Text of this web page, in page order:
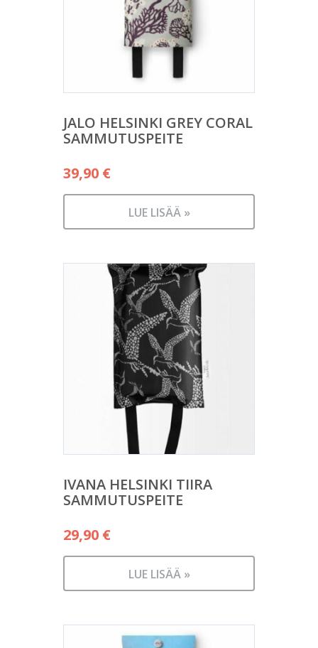
JALO HELSINKI GREY CORAL
SAMMUTUSPEITE
39,90 €
LUE LISÄÄ »
IVANA HELSINKI TIIRA
SAMMUTUSPEITE
29,90 €
LUE LISÄÄ »